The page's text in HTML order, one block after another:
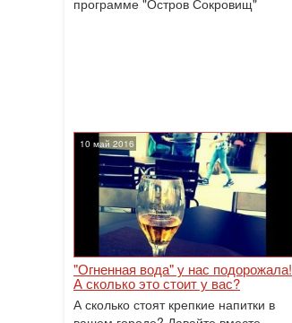
10 май 2016
"Огненная вода" у нас подорожала!
А сколько это стоит у вас?
А сколько стоят крепкие напитки в